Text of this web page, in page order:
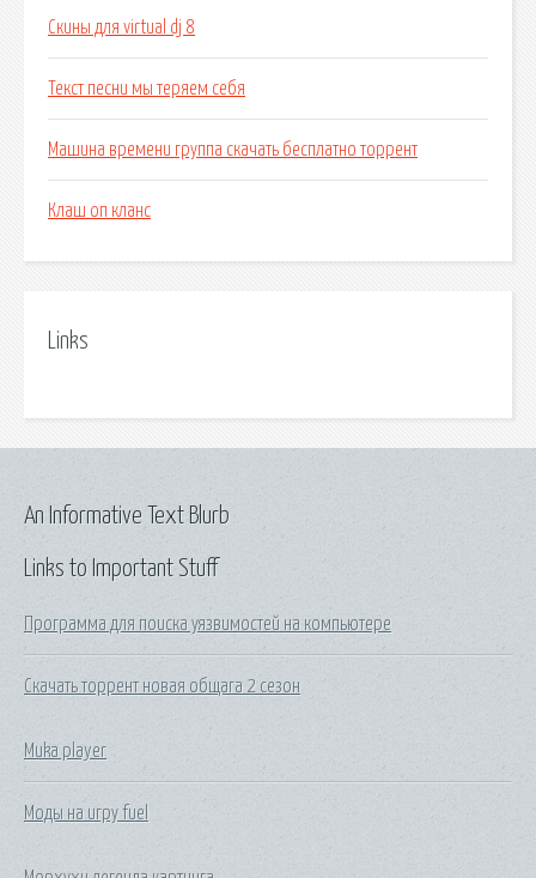
Скины для virtual dj 8
Текст песни мы теряем себя
Машина времени группа скачать бесплатно торрент
Клаш оп кланс
Links
Links to Important Stuff
Программа для поиска уязвимостей на компьютере
Скачать торрент новая общага 2 сезон
Muka player
Моды на игру fuel
An Informative Text Blurb